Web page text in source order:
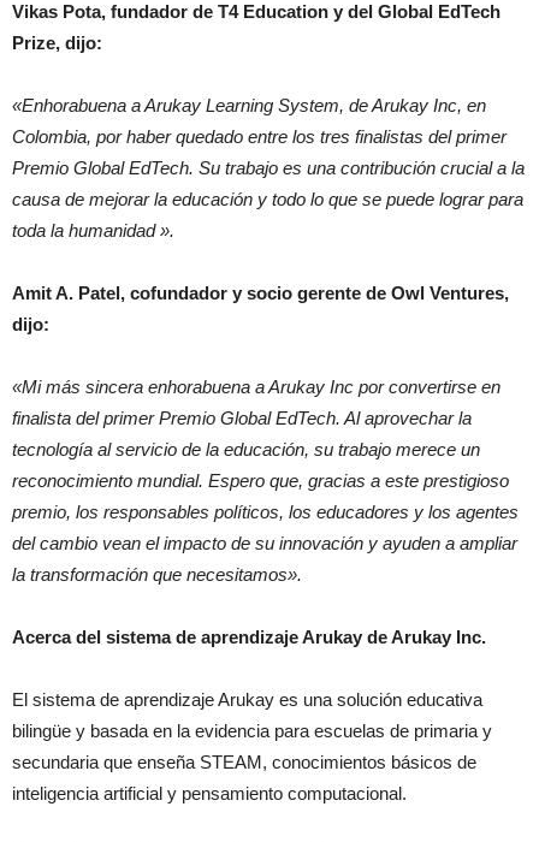
Vikas Pota, fundador de T4 Education y del Global EdTech
Prize, dijo:
«Enhorabuena a Arukay Learning System, de Arukay Inc, en
Colombia, por haber quedado entre los tres finalistas del primer
Premio Global EdTech. Su trabajo es una contribución crucial a la
causa de mejorar la educación y todo lo que se puede lograr para
toda la humanidad ».
Amit A. Patel, cofundador y socio gerente de Owl Ventures,
dijo:
«Mi más sincera enhorabuena a Arukay Inc por convertirse en
finalista del primer Premio Global EdTech. Al aprovechar la
tecnología al servicio de la educación, su trabajo merece un
reconocimiento mundial. Espero que, gracias a este prestigioso
premio, los responsables políticos, los educadores y los agentes
del cambio vean el impacto de su innovación y ayuden a ampliar
la transformación que necesitamos».
Acerca del sistema de aprendizaje Arukay de Arukay Inc.
El sistema de aprendizaje Arukay es una solución educativa
bilingüe y basada en la evidencia para escuelas de primaria y
secundaria que enseña STEAM, conocimientos básicos de
inteligencia artificial y pensamiento computacional.